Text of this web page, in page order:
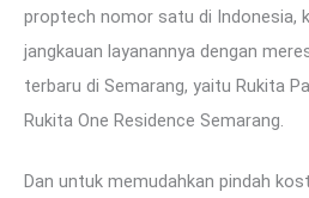
proptech nomor satu di Indonesia,
jangkauan layanannya dengan
terbaru di Semarang, yaitu Rukita
Rukita One Residence Semarang.
Dan untuk memudahkan pindah